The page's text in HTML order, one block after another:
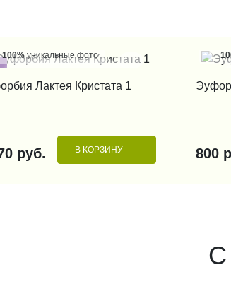
100%уникальные фото
Лактея Кристата 1
руб. В КОРЗИНУ 800
С